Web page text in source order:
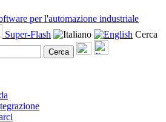
per l'automazione industriale
Super-Flash
Cerca
Cerca